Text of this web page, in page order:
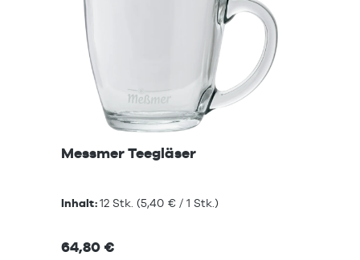
Messmer Teegläser
Inhalt:12 Stk. (5,40 € / 1 Stk.)
64,80 €